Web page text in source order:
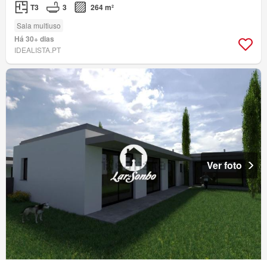
T3 3 264 m²
Sala multiuso
Há 30+ dias
IDEALISTA.PT
Ver foto